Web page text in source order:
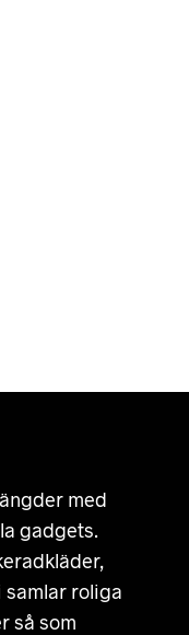
med
gadgets.
samlar roliga
så som